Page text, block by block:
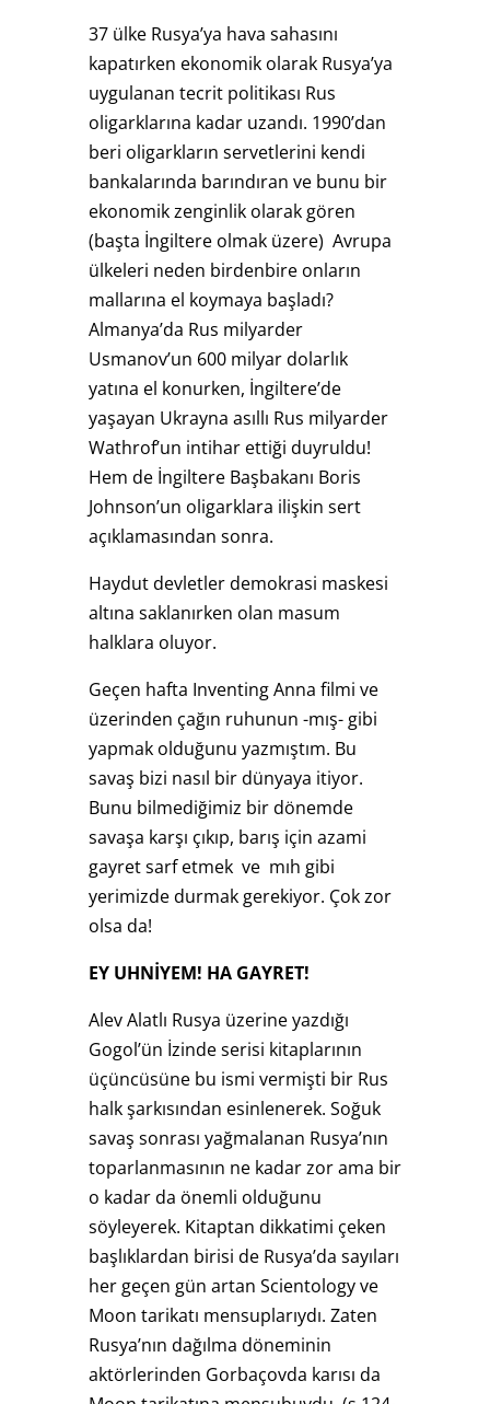
37 ülke Rusya’ya hava sahasını
kapatırken ekonomik olarak Rusya’ya
uygulanan tecrit politikası Rus
oligarklarına kadar uzandı. 1990’dan
beri oligarkların servetlerini kendi
bankalarında barındıran ve bunu bir
ekonomik zenginlik olarak gören
(başta İngiltere olmak üzere) Avrupa
ülkeleri neden birdenbire onların
mallarına el koymaya başladı?
Almanya’da Rus milyarder
Usmanov’un 600 milyar dolarlık
yatına el konurken, İngiltere’de
yaşayan Ukrayna asıllı Rus milyarder
Wathrof’un intihar ettiği duyruldu!
Hem de İngiltere Başbakanı Boris
Johnson’un oligarklara ilişkin sert
açıklamasından sonra.
Haydut devletler demokrasi maskesi
altına saklanırken olan masum
halklara oluyor.
Geçen hafta Inventing Anna filmi ve
üzerinden çağın ruhunun -mış- gibi
yapmak olduğunu yazmıştım. Bu
savaş bizi nasıl bir dünyaya itiyor.
Bunu bilmediğimiz bir dönemde
savaşa karşı çıkıp, barış için azami
gayret sarf etmek ve mıh gibi
yerimizde durmak gerekiyor. Çok zor
olsa da!
EY UHNİYEM! HA GAYRET!
Alev Alatlı Rusya üzerine yazdığı
Gogol’ün İzinde serisi kitaplarının
üçüncüsüne bu ismi vermişti bir Rus
halk şarkısından esinlenerek. Soğuk
savaş sonrası yağmalanan Rusya’nın
toparlanmasının ne kadar zor ama bir
o kadar da önemli olduğunu
söyleyerek. Kitaptan dikkatimi çeken
başlıklardan birisi de Rusya’da sayıları
her geçen gün artan Scientology ve
Moon tarikatı mensuplarıydı. Zaten
Rusya’nın dağılma döneminin
aktörlerinden Gorbaçovda karısı da